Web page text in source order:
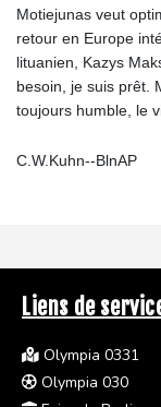
Motiejunas veut
retour en Europe
lituanien, Kazys
besoin, je suis prêt.
toujours humble, le
C.W.Kuhn--BlnAP
Liens de
Olympia 0331
Olympia 030